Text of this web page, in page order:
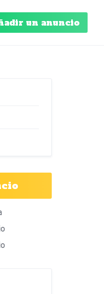
un anuncio